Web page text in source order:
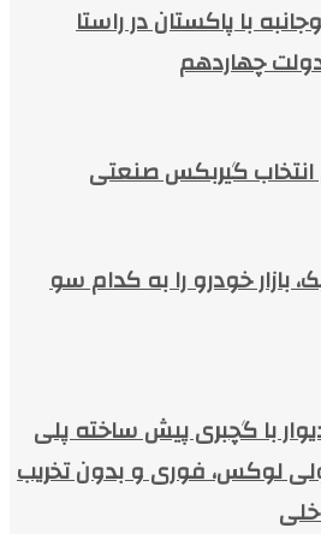
با پاکستان در راستا
چهاردهم
گیربکس صنعتی
بازار خودرو را به کدام سو
با گچبری پیش ساخته پلی
لوکس، فوری و بدون تخریب